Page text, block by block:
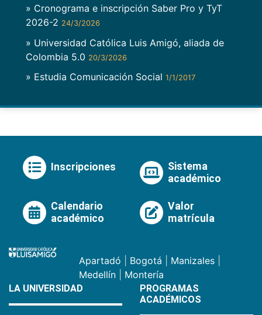
» Cronograma e inscripción Saber Pro y TyT
2026-2 24/3/2026
» Universidad Católica Luis Amigó, aliada de
Colombia 5.0 20/3/2026
» Estudia Comunicación Social 1/1/2017
Inscripciones
Sistema
académico
Calendario
académico
Valor
matrícula
Apartadó Bogotá Manizales
Medellín
Montería
LA UNIVERSIDAD
PROGRAMAS
ACADÉMICOS